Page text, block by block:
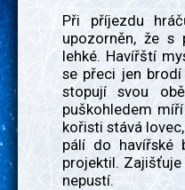
Při příjezdu
upozorněn, že s
lehké. Havířští
se přeci jen
stopují svou
puškohledem
kořisti stává
pálí do havířské
projektil.
nepustí.